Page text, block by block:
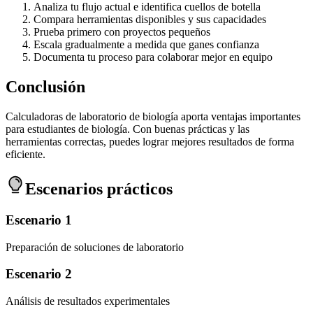
Analiza tu flujo actual e identifica cuellos de botella
Compara herramientas disponibles y sus capacidades
Prueba primero con proyectos pequeños
Escala gradualmente a medida que ganes confianza
Documenta tu proceso para colaborar mejor en equipo
Conclusión
Calculadoras de laboratorio de biología aporta ventajas importantes
para estudiantes de biología. Con buenas prácticas y las
herramientas correctas, puedes lograr mejores resultados de forma
eficiente.
Escenarios prácticos
Escenario 1
Preparación de soluciones de laboratorio
Escenario 2
Análisis de resultados experimentales